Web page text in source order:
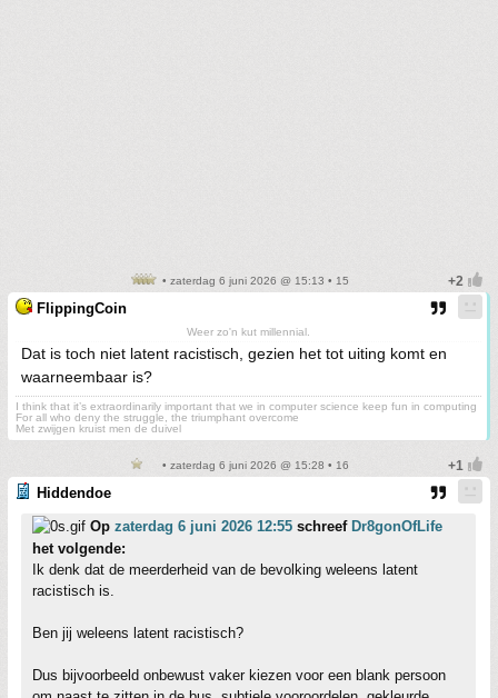
• zaterdag 6 juni 2026 @ 15:13 • 15
FlippingCoin
Weer zo'n kut millennial.
Dat is toch niet latent racistisch, gezien het tot uiting komt en
waarneembaar is?
I think that it’s extraordinarily important that we in computer science keep fun in computing
For all who deny the struggle, the triumphant overcome
Met zwijgen kruist men de duivel
• zaterdag 6 juni 2026 @ 15:28 • 16
Hiddendoe
Op zaterdag 6 juni 2026 12:55 schreef Dr8gonOfLife
het volgende:
Ik denk dat de meerderheid van de bevolking weleens latent
racistisch is.
Ben jij weleens latent racistisch?
Dus bijvoorbeeld onbewust vaker kiezen voor een blank persoon